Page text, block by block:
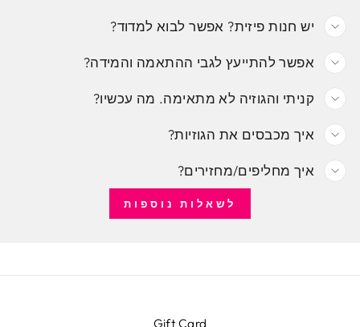
יש חנות פיזית? אפשר לבוא למדוד?
אפשר להתייעץ לגבי ההתאמה והמידה?
קניתי והגוזיה לא מתאימה. מה עכשיו?
איך מכבסים את הגוזיות?
איך מחליפים/מחזירים?
לשאלות נוספות
Gift Card